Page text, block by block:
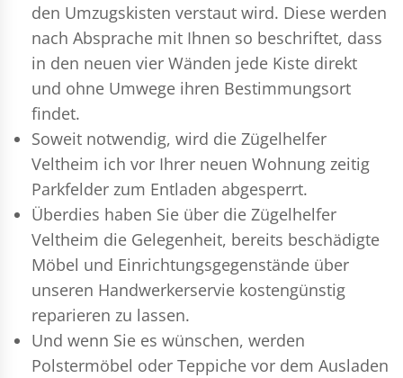
den Umzugskisten verstaut wird. Diese werden
nach Absprache mit Ihnen so beschriftet, dass
in den neuen vier Wänden jede Kiste direkt
und ohne Umwege ihren Bestimmungsort
findet.
Soweit notwendig, wird die Zügelhelfer
Veltheim ich vor Ihrer neuen Wohnung zeitig
Parkfelder zum Entladen abgesperrt.
Überdies haben Sie über die Zügelhelfer
Veltheim die Gelegenheit, bereits beschädigte
Möbel und Einrichtungsgegenstände über
unseren Handwerkerservie kostengünstig
reparieren zu lassen.
Und wenn Sie es wünschen, werden
Polstermöbel oder Teppiche vor dem Ausladen